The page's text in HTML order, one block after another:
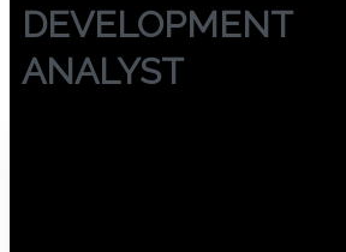
DEVELOPMENT
ANALYST